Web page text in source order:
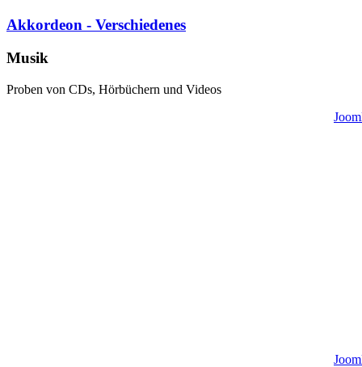
Akkordeon - Verschiedenes
Musik
Proben von CDs, Hörbüchern und Videos